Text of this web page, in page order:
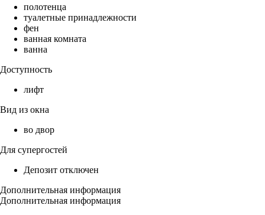
полотенца
туалетные принадлежности
фен
ванная комната
ванна
Доступность
лифт
Вид из окна
во двор
Для супергостей
Депозит отключен
Дополнительная информация
Дополнительная информация